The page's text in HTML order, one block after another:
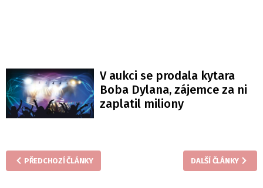
V aukci se prodala kytara
Boba Dylana, zájemce za ni
zaplatil miliony
PŘEDCHOZÍ ČLÁNKY DALŠÍ ČLÁNKY